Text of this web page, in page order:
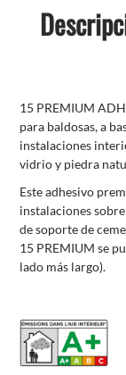
15 PREMIUM
para baldosas, a
instalaciones
vidrio y piedra
Este adhesivo
instalaciones
de soporte de
15 PREMIUM se
lado más largo).